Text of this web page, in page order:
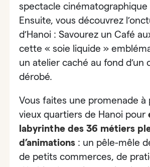
spectacle cinématographique
Ensuite,vous découvrez
d’Hanoi : Savourez un Café
cette « soie liquide »
un atelier caché au fond d’un
dérobé.
Vous faites une promenade à
vieux quartiers de Hanoi pour
labyrinthe des 36 métiers
d’animations : un pêle-mêle
de petits commerces, de